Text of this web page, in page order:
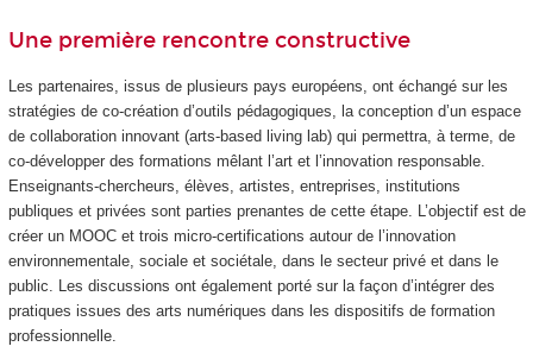
Une première rencontre constructive
Les partenaires, issus de plusieurs pays européens, ont échangé sur les
stratégies de co-création d’outils pédagogiques, la conception d’un espace
de collaboration innovant (arts-based living lab) qui permettra, à terme, de
co-développer des formations mêlant l’art et l’innovation responsable.
Enseignants-chercheurs, élèves, artistes, entreprises, institutions
publiques et privées sont parties prenantes de cette étape. L’objectif est de
créer un MOOCet trois micro-certifications autour de l’innovation
environnementale, sociale et sociétale, dans le secteur privé et dans le
public. Les discussions ont également porté sur la façon d’intégrer des
pratiques issues des arts numériques dans les dispositifs de formation
professionnelle.